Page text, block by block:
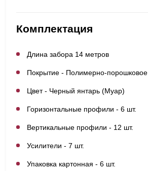
Комплектация
Длина забора 14 метров
Покрытие - Полимерно-порошковое
Цвет - Черный янтарь (Муар)
Горизонтальные профили - 6 шт.
Вертикальные профили - 12 шт.
Усилители - 7 шт.
Упаковка картонная - 6 шт.